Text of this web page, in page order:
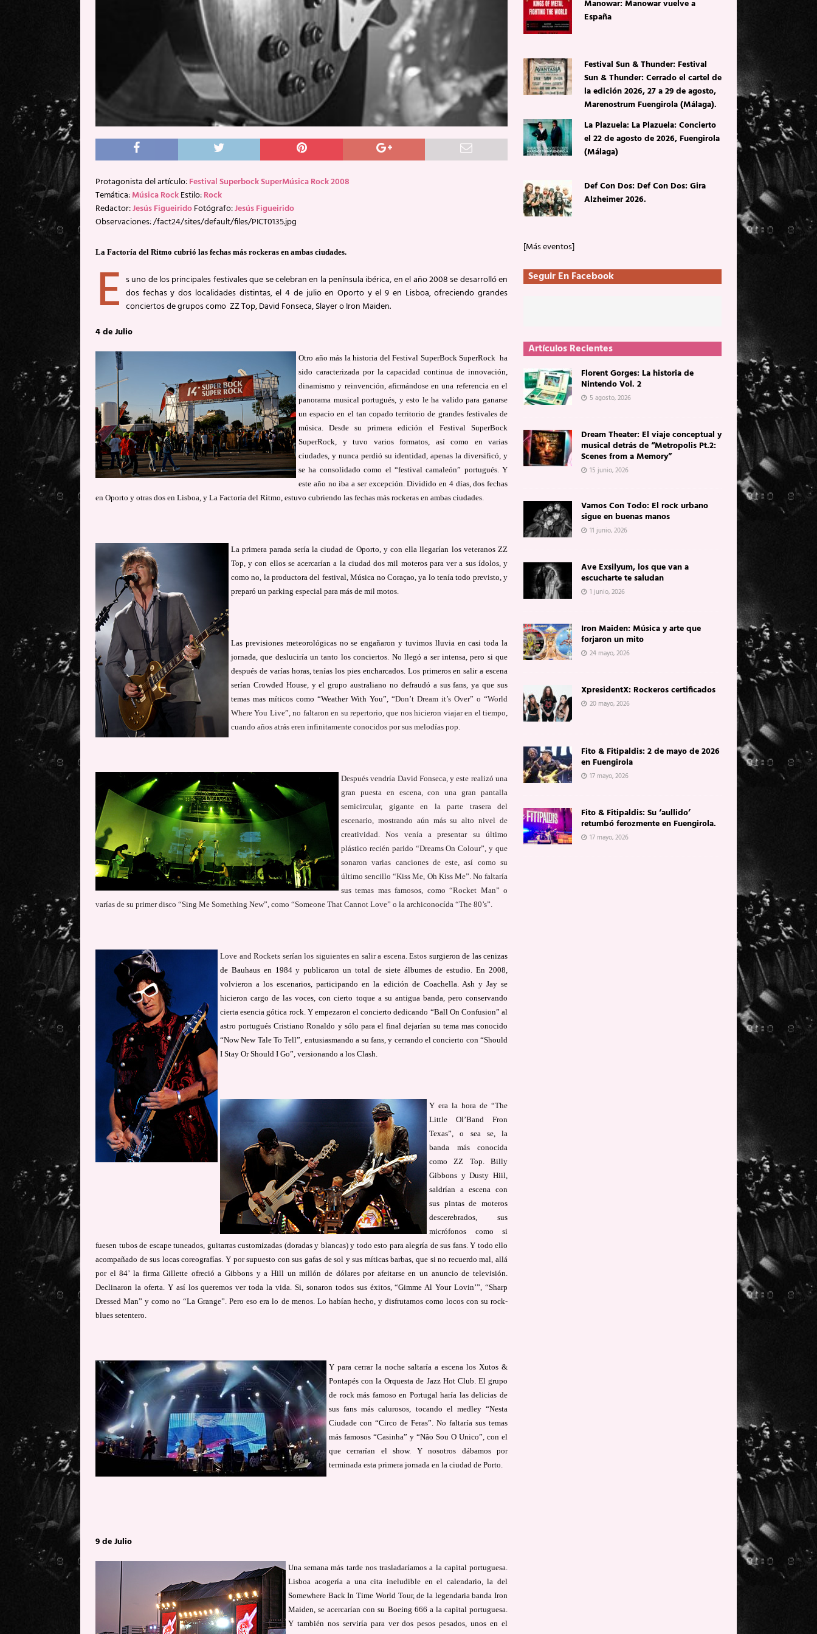
Protagonista del artículo:Festival Superbock SuperMúsica Rock 2008
Temática:Música RockEstilo:Rock
Redactor:Jesús FigueiridoFotógrafo:Jesús Figueirido
Observaciones: /fact24/sites/default/files/PICT0135.jpg
La Factoría del Ritmo cubrió las fechas más rockeras en ambas ciudades.
E s uno de los principales festivales que se celebran en la península ibérica, en el año 2008 se desarrolló en
dos fechas y dos localidades distintas, el 4 de julio en Oporto y el 9 en Lisboa, ofreciendo grandes
conciertos de grupos como ZZ Top, David Fonseca, Slayer o Iron Maiden.
4 de Julio
Otro año más la historia del Festival SuperBock SuperRock ha
sido caracterizada por la capacidad continua de innovación,
dinamismo y reinvención, afirmándose en una referencia en el
panorama musical portugués, y esto le ha valido para ganarse
un espacio en el tan copado territorio de grandes festivales de
música. Desde su primera edición el Festival SuperBock
SuperRock, y tuvo varios formatos, así como en varias
ciudades, y nunca perdió su identidad, apenas la diversificó, y
se ha consolidado como el “festival camaleón” portugués. Y
este año no iba a ser excepción. Dividido en 4 días, dos fechas
en Oporto y otras dos en Lisboa, y La Factoría del Ritmo, estuvo cubriendo las fechas más rockeras en ambas ciudades.
La primera parada sería la ciudad de Oporto, y con ella llegarían los veteranos ZZ
Top, y con ellos se acercarían a la ciudad dos mil moteros para ver a sus ídolos, y
como no, la productora del festival, Música no Coraçao, ya lo tenía todo previsto, y
preparó un parking especial para más de mil motos.
Las previsiones meteorológicas no se engañaron y tuvimos lluvia en casi toda la
jornada, que desluciría un tanto los conciertos. No llegó a ser intensa, pero si que
después de varías horas, tenías los pies encharcados. Los primeros en salir a escena
serían Crowded House, y el grupo australiano no defraudó a sus fans, ya que sus
temas mas míticos como “Weather With You”,“Don’t Dream it’s Over” o “World
Where You Live”, no faltaron en su repertorio, que nos hicieron viajar en el tiempo,
cuando años atrás eren infinitamente conocidos por sus melodías pop.
Después vendría David Fonseca, y este realizó una
gran puesta en escena, con una gran pantalla
semicircular, gigante en la parte trasera del
escenario, mostrando aún más su alto nivel de
creatividad. Nos venía a presentar su último
plástico recién parido “Dreams On Colour”, y que
sonaron varias canciones de este, así como su
último sencillo “Kiss Me, Oh Kiss Me”. No faltaría
sus temas mas famosos, como “Rocket Man” o
varías de su primer disco “Sing Me Something New”, como “Someone That Cannot Love” o la archiconocída “The 80’s”.
Love and Rockets serían los siguientes en salir a escena. Estos surgieron de las cenizas
de Bauhaus en 1984 y publicaron un total de siete álbumes de estudio. En 2008,
volvieron a los escenarios, participando en la edición de Coachella. Ash y Jay se
hicieron cargo de las voces, con cierto toque a su antigua banda, pero conservando
cierta esencia gótica rock. Y empezaron el concierto dedicando “Ball On Confusion” al
astro portugués Cristiano Ronaldo y sólo para el final dejarían su tema mas conocido
“Now New Tale To Tell”, entusiasmando a su fans, y cerrando el concierto con “Should
I Stay Or Should I Go”, versionando a los Clash.
Y era la hora de “The
Little Ol’Band Fron
Texas”, o sea se, la
banda más conocida
como ZZ Top. Billy
Gibbons y Dusty Hiil,
saldrían a escena con
sus pintas de moteros
descerebrados, sus
micrófonos como si
fuesen tubos de escape tuneados, guitarras customizadas (doradas y blancas) y todo esto para alegría de sus fans. Y todo ello
acompañado de sus locas coreografías. Y por supuesto con sus gafas de sol y sus míticas barbas, que si no recuerdo mal, allá
por el84’ la firma Gillette ofreció a Gibbons y a Hill un millón de dólares por afeitarse en un anuncio de televisión.
Declinaron la oferta. Y así los queremos ver toda la vida. Si, sonaron todos sus éxitos, “Gimme Al Your Lovin’”, “Sharp
Dressed Man” y como no “La Grange”. Pero eso era lo de menos. Lo habían hecho, y disfrutamos como locos con su rock-
blues setentero.
Y para cerrar la noche saltaría a escena los Xutos &
Pontapés con la Orquesta de Jazz Hot Club. El grupo
de rock más famoso en Portugal haría las delicias de
sus fans más calurosos, tocando el medley “Nesta
Ciudade con “Circo de Feras”. No faltaría sus temas
más famosos “Casinha” y “Nâo Sou O Unico”, con el
que cerrarían el show. Y nosotros dábamos por
terminada esta primera jornada en la ciudad de Porto.
9 de Julio
Una semana más tarde nos trasladaríamos a la capital portuguesa.
Lisboa acogería a una cita ineludible en el calendario, la del
Somewhere Back In Time World Tour, de la legendaria banda Iron
Maiden, se acercarían con su Boeing 666 a la capital portuguesa.
Y también nos serviría para ver dos pesos pesados, unos en el
Manowar: Manowar vuelve a
España
Festival Sun & Thunder: Festival
Sun & Thunder: Cerrado el cartel de
la edición 2026, 27 a 29 de agosto,
Marenostrum Fuengirola (Málaga).
La Plazuela: La Plazuela: Concierto
el 22 de agosto de 2026, Fuengirola
(Málaga)
Def Con Dos: Def Con Dos: Gira
Alzheimer 2026.
[Más eventos]
Seguir En Facebook
Artículos Recientes
Florent Gorges: La historia de
Nintendo Vol. 2
5 agosto, 2026
Dream Theater: El viaje conceptual y
musical detrás de “Metropolis Pt.2:
Scenes from a Memory”
15 junio, 2026
Vamos Con Todo: El rock urbano
sigue en buenas manos
11 junio, 2026
Ave Exsilyum, los que van a
escucharte te saludan
1 junio, 2026
Iron Maiden: Música y arte que
forjaron un mito
24 mayo, 2026
XpresidentX: Rockeros certificados
20 mayo, 2026
Fito & Fitipaldis: 2 de mayo de 2026
en Fuengirola
17 mayo, 2026
Fito & Fitipaldis: Su ‘aullido’
retumbó ferozmente en Fuengirola.
17 mayo, 2026